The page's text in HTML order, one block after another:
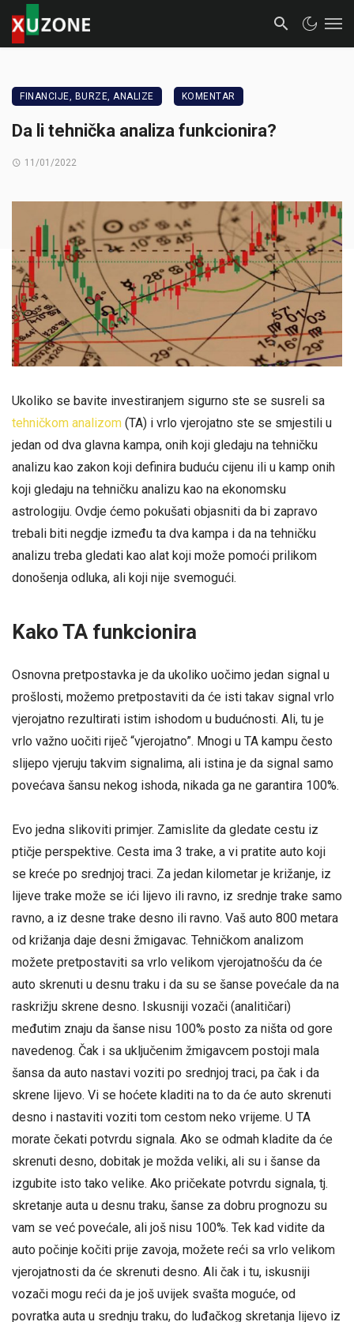
FINANCIJE, BURZE, ANALIZE KOMENTAR
Da li tehnička analiza funkcionira?
11/01/2022
Ukoliko se bavite investiranjem sigurno ste se susreli sa
tehničkom analizom (TA) i vrlo vjerojatno ste se smjestili u
jedan od dva glavna kampa, onih koji gledaju na tehničku
analizu kao zakon koji definira buduću cijenu ili u kamp onih
koji gledaju na tehničku analizu kao na ekonomsku
astrologiju. Ovdje ćemo pokušati objasniti da bi zapravo
trebali biti negdje između ta dva kampa i da na tehničku
analizu treba gledati kao alat koji može pomoći prilikom
donošenja odluka, ali koji nije svemogući.
Kako TA funkcionira
Osnovna pretpostavka je da ukoliko uočimo jedan signal u
prošlosti, možemo pretpostaviti da će isti takav signal vrlo
vjerojatno rezultirati istim ishodom u budućnosti. Ali, tu je
vrlo važno uočiti riječ “vjerojatno”. Mnogi u TA kampu često
slijepo vjeruju takvim signalima, ali istina je da signal samo
povećava šansu nekog ishoda, nikada ga ne garantira 100%.
Evo jedna slikoviti primjer. Zamislite da gledate cestu iz
ptičje perspektive. Cesta ima 3 trake, a vi pratite auto koji
se kreće po srednjoj traci. Za jedan kilometar je križanje, iz
lijeve trake može se ići lijevo ili ravno, iz srednje trake samo
ravno, a iz desne trake desno ili ravno. Vaš auto 800 metara
od križanja daje desni žmigavac. Tehničkom analizom
možete pretpostaviti sa vrlo velikom vjerojatnošću da će
auto skrenuti u desnu traku i da su se šanse povećale da na
raskrižju skrene desno. Iskusniji vozači (analitičari)
međutim znaju da šanse nisu 100% posto za ništa od gore
navedenog. Čak i sa uključenim žmigavcem postoji mala
šansa da auto nastavi voziti po srednjoj traci, pa čak i da
skrene lijevo. Vi se hoćete kladiti na to da će auto skrenuti
desno i nastaviti voziti tom cestom neko vrijeme. U TA
morate čekati potvrdu signala. Ako se odmah kladite da će
skrenuti desno, dobitak je možda veliki, ali su i šanse da
izgubite isto tako velike. Ako pričekate potvrdu signala, tj.
skretanje auta u desnu traku, šanse za dobru prognozu su
vam se već povećale, ali još nisu 100%. Tek kad vidite da
auto počinje kočiti prije zavoja, možete reći sa vrlo velikom
vjerojatnosti da će skrenuti desno. Ali čak i tu, iskusniji
vozači mogu reći da je još uvijek svašta moguće, od
povratka auta u srednju traku, do luđačkog skretanja lijevo iz